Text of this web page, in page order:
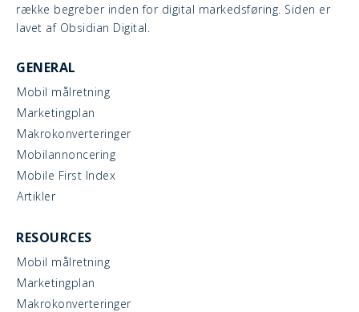
række begreber inden for digital markedsføring. Siden er
lavet af Obsidian Digital.
GENERAL
Mobil målretning
Marketingplan
Makrokonverteringer
Mobilannoncering
Mobile First Index
Artikler
RESOURCES
Mobil målretning
Marketingplan
Makrokonverteringer